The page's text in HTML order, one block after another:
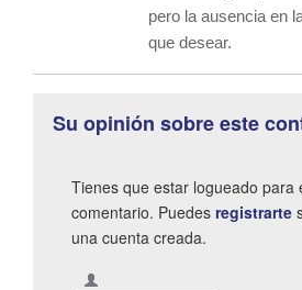
pero la ausencia en
que desear.
Su opinión sobre este
Tienes que estar logueado para
comentario. Puedes registrarte
una cuenta creada.